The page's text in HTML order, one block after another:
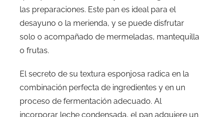
las preparaciones. Este pan es ideal para el
desayuno o la merienda, y se puede disfrutar
solo o acompañado de mermeladas, mantequilla
o frutas.
El secreto de su textura esponjosa radica en la
combinación perfecta de ingredientes y en un
proceso de fermentación adecuado. Al
incorporar leche condensada, el pan adquiere un